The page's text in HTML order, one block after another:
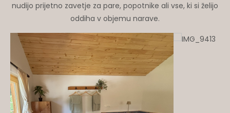
nudijo prijetno zavetje za pare, popotnike ali vse, ki si želijo
oddiha v objemu narave.